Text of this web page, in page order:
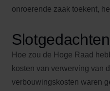
onroerende zaak toekent,
Slotgedachten
Hoe zou de Hoge Raad
kosten van verwerving van
verbouwingskosten waren